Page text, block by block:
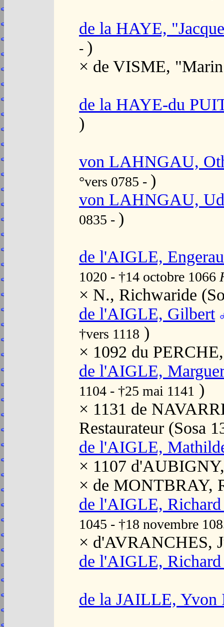
de la HAYE,
- )
× de VISME,
de la HAYE-du
)
von LAHNGAU,
°vers 0785 - )
von LAHNGAU,
0835 - )
de l'AIGLE,
1020 - †14 octobre 1066
× N., Richwaride
de l'AIGLE, Gilbert
†vers 1118 )
× 1092 du
de l'AIGLE,
1104 - †25 mai 1141 )
× 1131 de
Restaurateur (Sosa
de l'AIGLE,
× 1107
× de MONTBRAY,
de l'AIGLE,
1045 - †18 novembre
× d'AVRANCHES,
de l'AIGLE,
de la JAILLE, Yvon